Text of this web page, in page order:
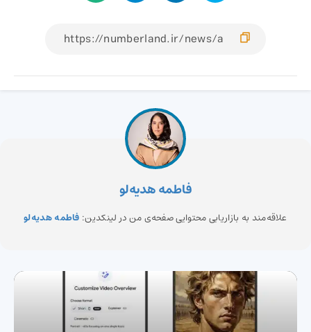
فاطمه هدیه‌لو
علاقه‌مند به بازاریابی محتوایی صفحه‌ی من در لینکدین: فاطمه هدیه‌لو